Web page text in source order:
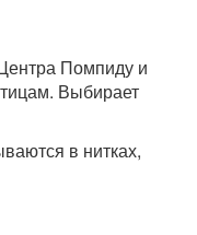
Помпиду и
Выбирает
в нитках,